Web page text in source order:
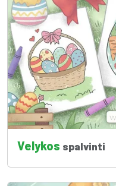
Velykos spalvinti